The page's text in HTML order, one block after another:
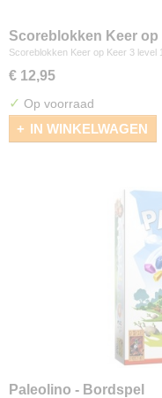
Scoreblokken Keer op
Scoreblokken Keer op Keer 3 level
€ 12,95
✓ Op voorraad
IN WINKELWAGEN
Paleolino - Bordspel